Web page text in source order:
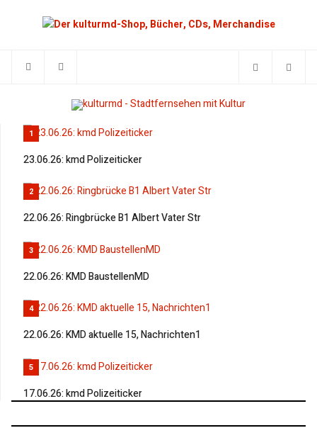
1
23.06.26: kmd Polizeiticker
2
22.06.26: Ringbrücke B1 Albert Vater Str
3
22.06.26: KMD BaustellenMD
4
22.06.26: KMD aktuelle 15, Nachrichten1
5
17.06.26: kmd Polizeiticker